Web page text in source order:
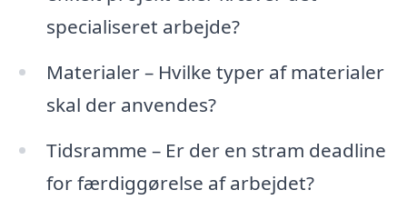
specialiseret arbejde?
Materialer – Hvilke typer af materialer
skal der anvendes?
Tidsramme – Er der en stram deadline
for færdiggørelse af arbejdet?